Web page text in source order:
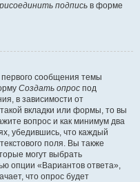
подпись в форме
сообщения темы
Создать опрос под
в зависимости от
вкладки или формы, то вы
вопрос и как минимум два
убедившись, что каждый
поля. Вы также
могут выбрать
опции «Вариантов ответа»,
что опрос будет